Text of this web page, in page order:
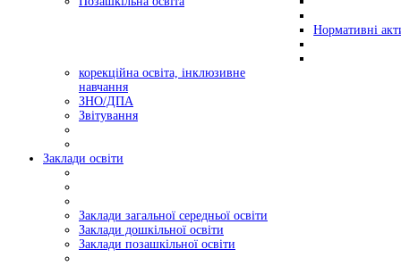
Нормативні
корекційна освіта, інклюзивне
навчання
ЗНО/ДПА
Звітування
Заклади освіти
Заклади загальної середньої освіти
Заклади дошкільної освіти
Заклади позашкільної освіти